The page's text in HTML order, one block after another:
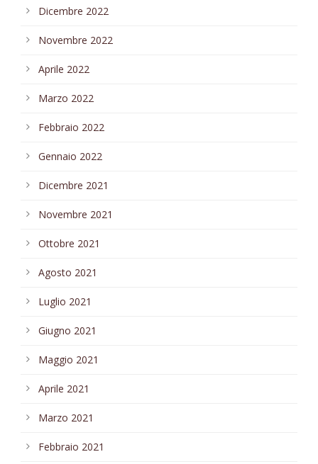
Dicembre 2022
Novembre 2022
Aprile 2022
Marzo 2022
Febbraio 2022
Gennaio 2022
Dicembre 2021
Novembre 2021
Ottobre 2021
Agosto 2021
Luglio 2021
Giugno 2021
Maggio 2021
Aprile 2021
Marzo 2021
Febbraio 2021